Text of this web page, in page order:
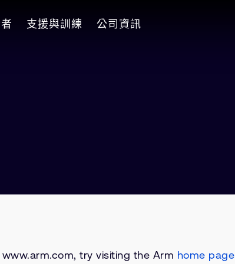
支援與訓練 公司資訊
try visiting the Arm home page